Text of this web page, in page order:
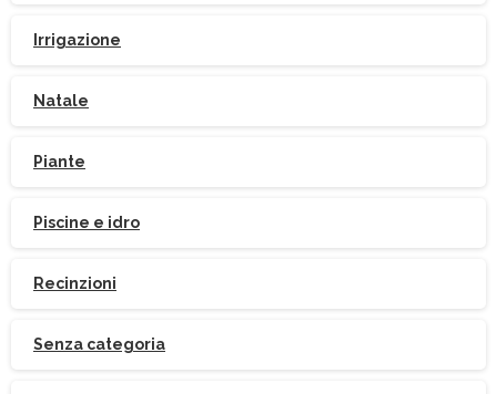
Irrigazione
Natale
Piante
Piscine e idro
Recinzioni
Senza categoria